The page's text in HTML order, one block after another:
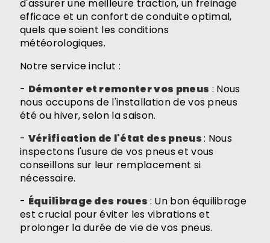
d'assurer une meilleure traction, un freinage
efficace et un confort de conduite optimal,
quels que soient les conditions
météorologiques.
Notre service inclut :
- Démonter et remonter vos pneus : Nous
nous occupons de l'installation de vos pneus
été ou hiver, selon la saison.
- Vérification de l'état des pneus: Nous
inspectons l'usure de vos pneus et vous
conseillons sur leur remplacement si
nécessaire.
- Équilibrage des roues : Un bon équilibrage
est crucial pour éviter les vibrations et
prolonger la durée de vie de vos pneus.